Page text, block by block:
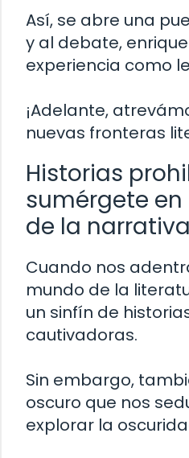
Así, se abre una
y al debate,
experiencia como
¡Adelante,
nuevas fronteras
Historias
sumérgete
de la narrativa
Cuando nos
mundo de la
un sinfín de
cautivadoras.
Sin embargo,
oscuro que nos
explorar la